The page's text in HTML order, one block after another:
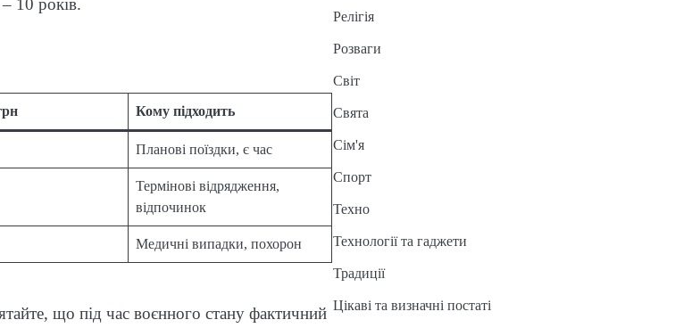
10 років.
Кому підходить
Планові поїздки, є час
Термінові відрядження,
відпочинок
Медичні випадки, похорон
що під час воєнного стану фактичний
Релігія
Розваги
Світ
Свята
Сім'я
Спорт
Техно
Технології та гаджети
Традиції
Цікаві та визначні постаті